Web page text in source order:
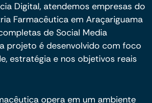
Digital, atendemos empresas do
Farmacêutica em Araçariguama
de Social Media
projeto é desenvolvido com foco
estratégia e nos objetivos reais
opera em um ambiente